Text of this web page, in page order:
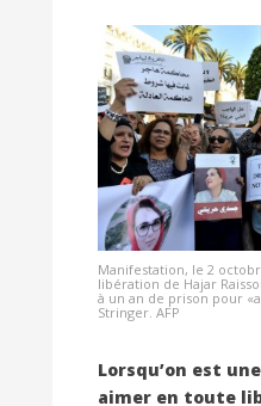
Manifestation, le 2
libération de Hajar
à un an de prison pour
Stringer. AFP
Lorsqu’on est
aimer en toute